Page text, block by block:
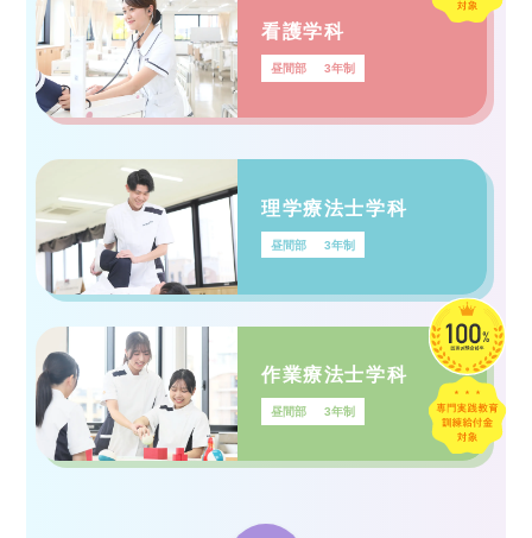
看護学科
昼間部 3年制
理学療法士学科
昼間部 3年制
作業療法士学科
昼間部 3年制